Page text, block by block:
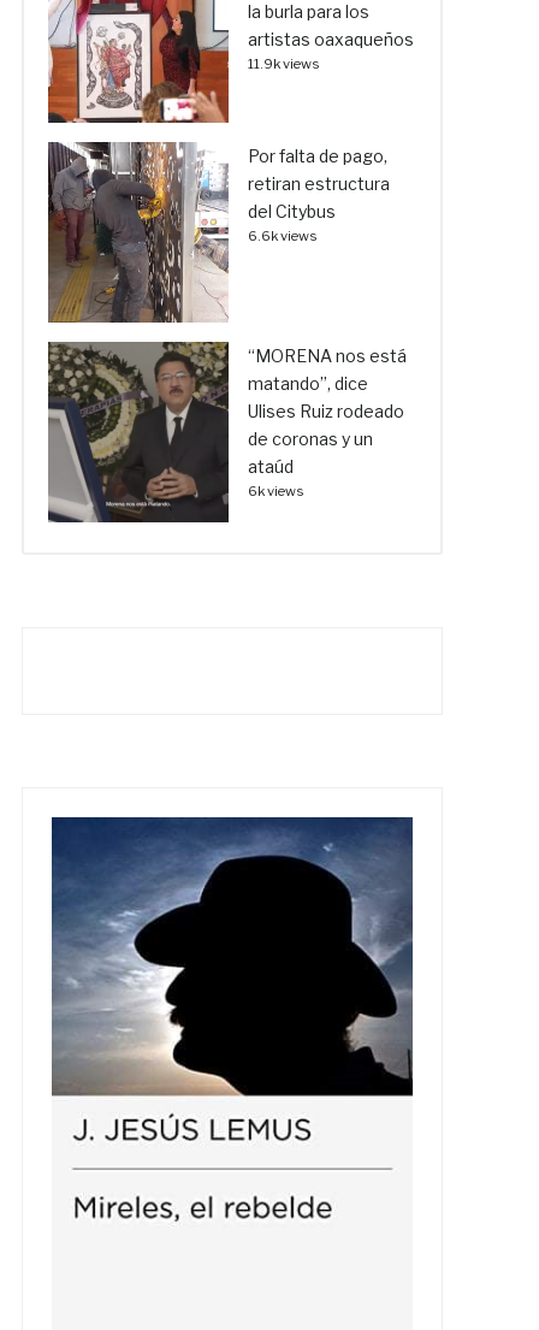
la burla para los
artistas oaxaqueños
11.9k views
Por falta de pago,
retiran estructura
del Citybus
6.6k views
“MORENA nos está
matando”, dice
Ulises Ruiz rodeado
de coronas y un
ataúd
6k views